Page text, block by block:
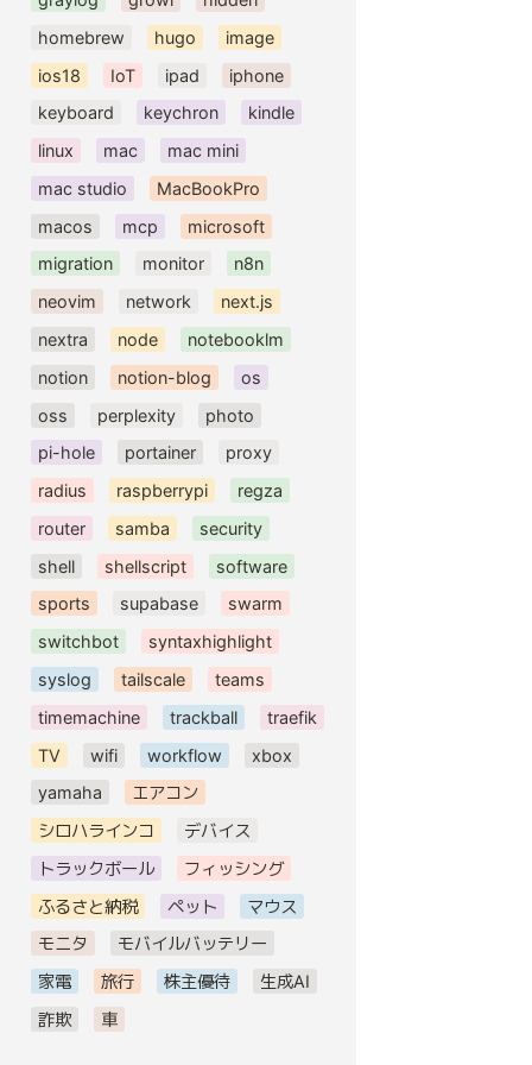
homebrew
hugo
image
ios18
IoT ipad
iphone
keyboard
keychron
kindle
linux
mac
mac mini
mac studio
MacBookPro
macos
mcp
microsoft
migration
monitor
n8n
neovim
network
next.js
nextra
node
notebooklm
notion
notion-blog
os
oss
perplexity
photo
pi-hole
portainer
proxy
radius
raspberrypi
regza
router
samba
security
shell
shellscript
software
sports
supabase
swarm
switchbot
syntaxhighlight
syslog
tailscale
teams
timemachine
trackball
traefik
TV
wifi workflow
xbox
yamaha
エアコン
シロハラインコ
デバイス
トラックボール
フィッシング
ふるさと納税
ペット
マウス
モニタ
モバイルバッテリー
家電
旅行 株主優待
生成AI
詐欺
車